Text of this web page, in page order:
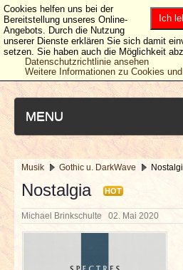
MENU
NEUESTE ARTIKEL
NEWS & DATES
Musik Gothic u. DarkWave
Nostalgia HOT
Michael Brinkschulte 02. Mai 2020
Ich
Cookies helfen uns bei der
Bereitstellung unseres Online-
Angebots. Durch die Nutzung
unserer Dienste erklären Sie sich damit
setzen. Sie haben auch die Möglichkeit
Datenschutzrichtlinie ansehen
Weitere Informationen zu Cookies